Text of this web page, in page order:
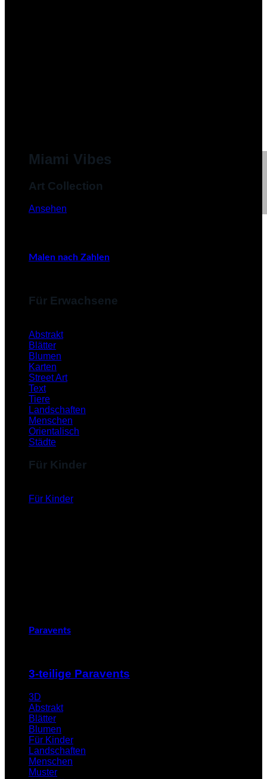
Miami Vibes
Art Collection
Ansehen
Malen nach Zahlen
Für Erwachsene
Abstrakt
Blätter
Blumen
Karten
Street Art
Text
Tiere
Landschaften
Menschen
Orientalisch
Städte
Für Kinder
Für Kinder
Paravents
3-teilige Paravents
3D
Abstrakt
Blätter
Blumen
Für Kinder
Landschaften
Menschen
Muster